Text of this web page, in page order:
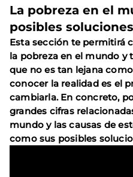
La pobreza en el
posibles soluciones
Esta sección te permitirá
la pobreza en el mundo y
que no es tan lejana
conocer la realidad es el
cambiarla. En concreto,
grandes cifras
mundo y las causas de
como sus posibles